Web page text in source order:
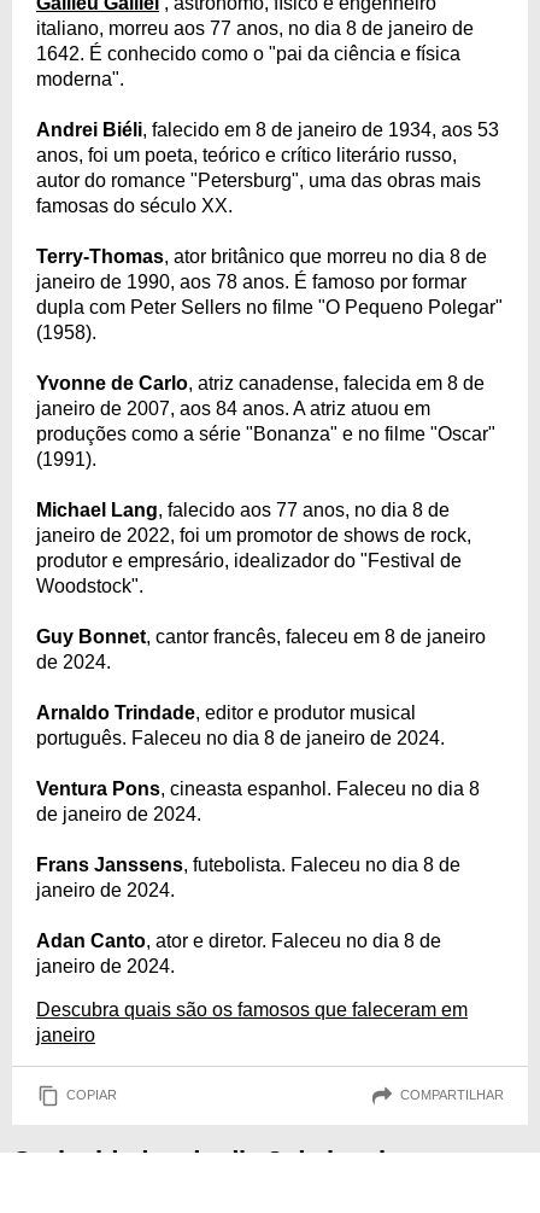
italiano, morreu aos 77 anos, no dia 8 de janeiro de
1642. É conhecido como o "pai da ciência e física
moderna".
Andrei Biéli, falecido em 8 de janeiro de 1934, aos 53
anos, foi um poeta, teórico e crítico literário russo,
autor do romance "Petersburg", uma das obras mais
famosas do século XX.
Terry-Thomas, ator britânico que morreu no dia 8 de
janeiro de 1990, aos 78 anos. É famoso por formar
dupla com Peter Sellers no filme "O Pequeno Polegar"
(1958).
Yvonne de Carlo, atriz canadense, falecida em 8 de
janeiro de 2007, aos 84 anos. A atriz atuou em
produções como a série "Bonanza" e no filme "Oscar"
(1991).
Michael Lang, falecido aos 77 anos, no dia 8 de
janeiro de 2022, foi um promotor de shows de rock,
produtor e empresário, idealizador do "Festival de
Woodstock".
Guy Bonnet, cantor francês, faleceu em 8 de janeiro
de 2024.
Arnaldo Trindade, editor e produtor musical
português. Faleceu no dia 8 de janeiro de 2024.
Ventura Pons, cineasta espanhol. Faleceu no dia 8
de janeiro de 2024.
Frans Janssens, futebolista. Faleceu no dia 8 de
janeiro de 2024.
Adan Canto, ator e diretor. Faleceu no dia 8 de
janeiro de 2024.
Descubra quais são os famosos que faleceram em
janeiro
COPIAR COMPARTILHAR
Curiosidades do dia 8 de janeiro